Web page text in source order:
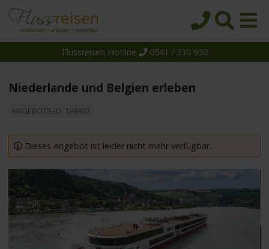
Reedereien
Schiffe
Über uns
Wissen
Flussreisen Hotline 0541 / 330 930
Niederlande und Belgien erleben
ANGEBOTS-ID: 194933
Dieses Angebot ist leider nicht mehr verfügbar.